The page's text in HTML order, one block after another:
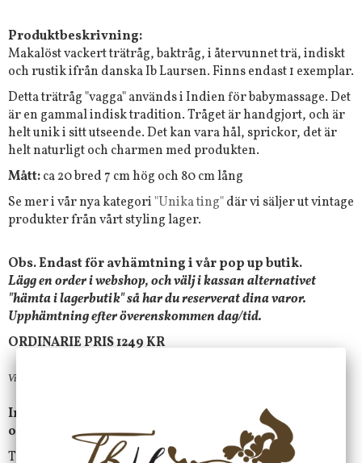
Produktbeskrivning:
Makalöst vackert trätråg, baktråg, i återvunnet trä, indiskt
och rustik ifrån danska Ib Laursen.Finns endast 1 exemplar.
Detta trätråg "vagga" används i Indien för babymassage. Det
är en gammal indisk tradition. Tråget är handgjort, och är
helt unik i sitt utseende. Det kan vara hål, sprickor, det är
helt naturligt och charmen med produkten.
Mått:ca 20 bred 7 cm hög och 80 cm lång
Se mer i vår nya kategori"Unika ting"där vi säljer ut vintage
produkter från vårt styling lager.
Obs. Endast för avhämtning i vår pop up butik.
Lägg en order i webshop, och välj i kassan alternativet
"hämta i lagerbutik" så har du reserverat dina varor.
Upphämtning efter överenskommen dag/tid.
ORDINARIE PRIS 1249 KR
Vi har plockat fram unika ting i från vårt stylinglager, först till kvarn.
Inga rabattkoder får användas, dessa tas bort på
ordern, om så är fallet.
Trätråget är användbar på många sätt. Använd det till